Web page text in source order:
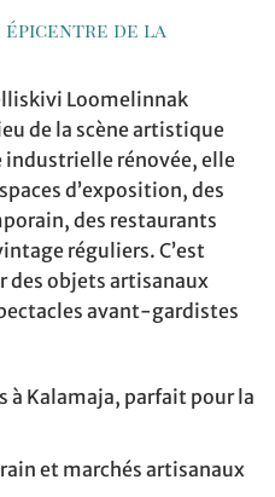
de la
Loomelinnak
de la scène artistique
industrielle rénovée, elle
d’exposition, des
des restaurants
réguliers. C’est
des objets artisanaux
avant-gardistes
à Kalamaja, parfait pour la
et marchés artisanaux